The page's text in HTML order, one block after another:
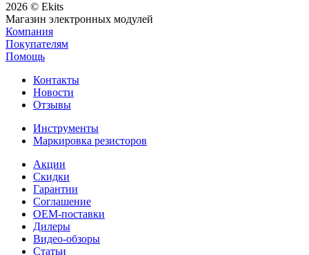
2026 © Ekits
Магазин электронных модулей
Компания
Покупателям
Помощь
Контакты
Новости
Отзывы
Инструменты
Маркировка резисторов
Акции
Скидки
Гарантии
Соглашение
OEM-поставки
Дилеры
Видео-обзоры
Статьи